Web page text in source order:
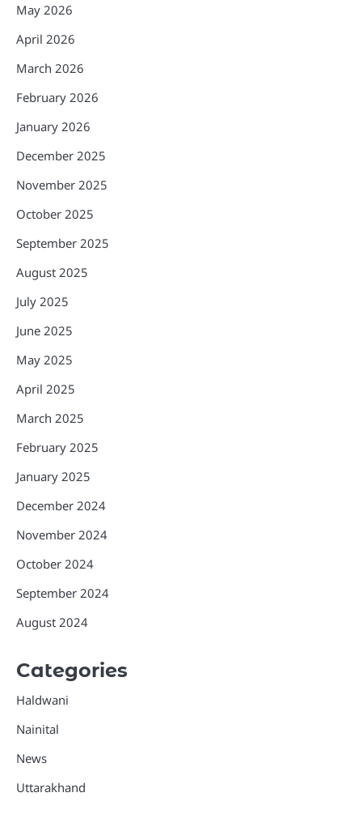
May 2026
April 2026
March 2026
February 2026
January 2026
December 2025
November 2025
October 2025
September 2025
August 2025
July 2025
June 2025
May 2025
April 2025
March 2025
February 2025
January 2025
December 2024
November 2024
October 2024
September 2024
August 2024
Categories
Haldwani
Nainital
News
Uttarakhand